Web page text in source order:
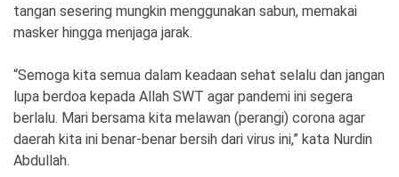
tangan sesering mungkin menggunakan sabun, memakai
masker hingga menjaga jarak.
“Semoga kita semua dalam keadaan sehat selalu dan jangan
lupa berdoa kepada Allah SWT agar pandemi ini segera
berlalu. Mari bersama kita melawan (perangi) corona agar
daerah kita ini benar-benar bersih dari virus ini,” kata Nurdin
Abdullah.